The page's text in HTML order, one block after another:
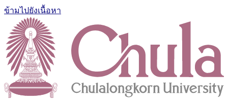
ข้ามไปยังเนื้อหา